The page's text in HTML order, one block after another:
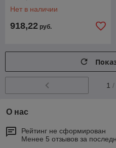
Нет в наличии
918,22 руб.
1 /
О нас
Рейтинг не сформирован
Менее 5 отзывов за